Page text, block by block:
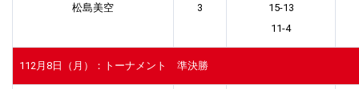
松島美空 3
15-13
11-4
112月8日（月）：トーナメント 準決勝